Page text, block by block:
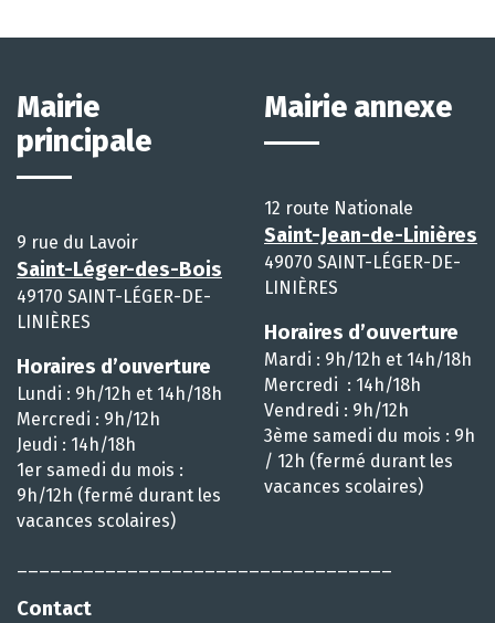
Mairie
principale
9 rue du Lavoir
Saint-Léger-des-Bois
49170 SAINT-LÉGER-DE-
LINIÈRES
Horaires d’ouverture
Lundi : 9h/12h et 14h/18h
Mercredi : 9h/12h
Jeudi : 14h/18h
1er samedi du mois :
9h/12h (fermé durant les
vacances scolaires)
Contact
Mairie annexe
12 route Nationale
Saint-Jean-de-Linières
49070 SAINT-LÉGER-DE-
LINIÈRES
Horaires d’ouverture
Mardi : 9h/12h et 14h/18h
Mercredi : 14h/18h
Vendredi : 9h/12h
3ème samedi du mois : 9h
/ 12h (fermé durant les
vacances scolaires)